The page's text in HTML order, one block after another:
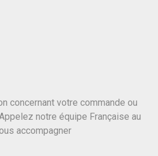
concernant votre commande ou
notre équipe Française au
accompagner